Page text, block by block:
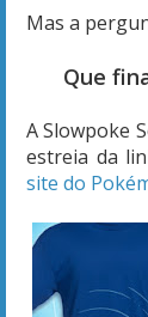
Mas a
Que
A Slowpoke
estreia da
site do